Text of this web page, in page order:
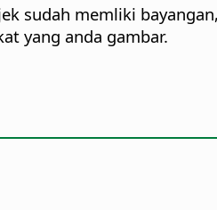
sudah memliki
yang anda gambar.